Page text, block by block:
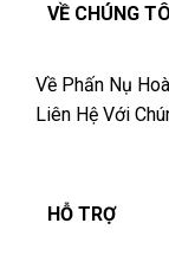
VỀ CHÚNG
Về Phấn Nụ
Liên Hệ Với
HỖ TRỢ